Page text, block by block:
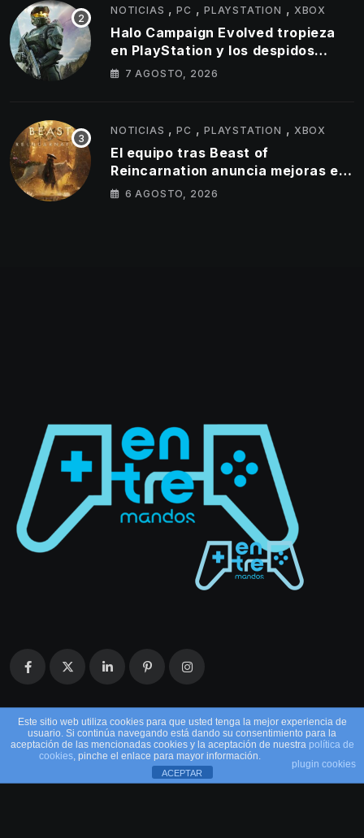
NOTICIAS ,PC ,PLAYSTATION , XBOX
Halo Campaign Evolved tropieza
en PlayStation y los despidos
parecen golpear al estudio tras un
7 AGOSTO, 2026
NOTICIAS ,PC ,PLAYSTATION , XBOX
El equipo tras Beast of
Reincarnation anuncia mejoras en
su juego y estos son los primeros
6 AGOSTO, 2026
© 2026 EntreMandos. Todos los derechos
Este sitio web utiliza cookies para que usted tenga la mejor experiencia de
usuario. Si continúa navegando está dando su consentimiento para la
aceptación de las mencionadas cookies y la aceptación de nuestra política de
cookies, pinche el enlace para mayor información.
plugin cookies
ACEPTAR